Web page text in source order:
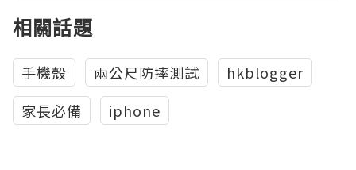
相關話題
手機殼 兩公尺防摔測試
hkblogger
家長必備
iphone